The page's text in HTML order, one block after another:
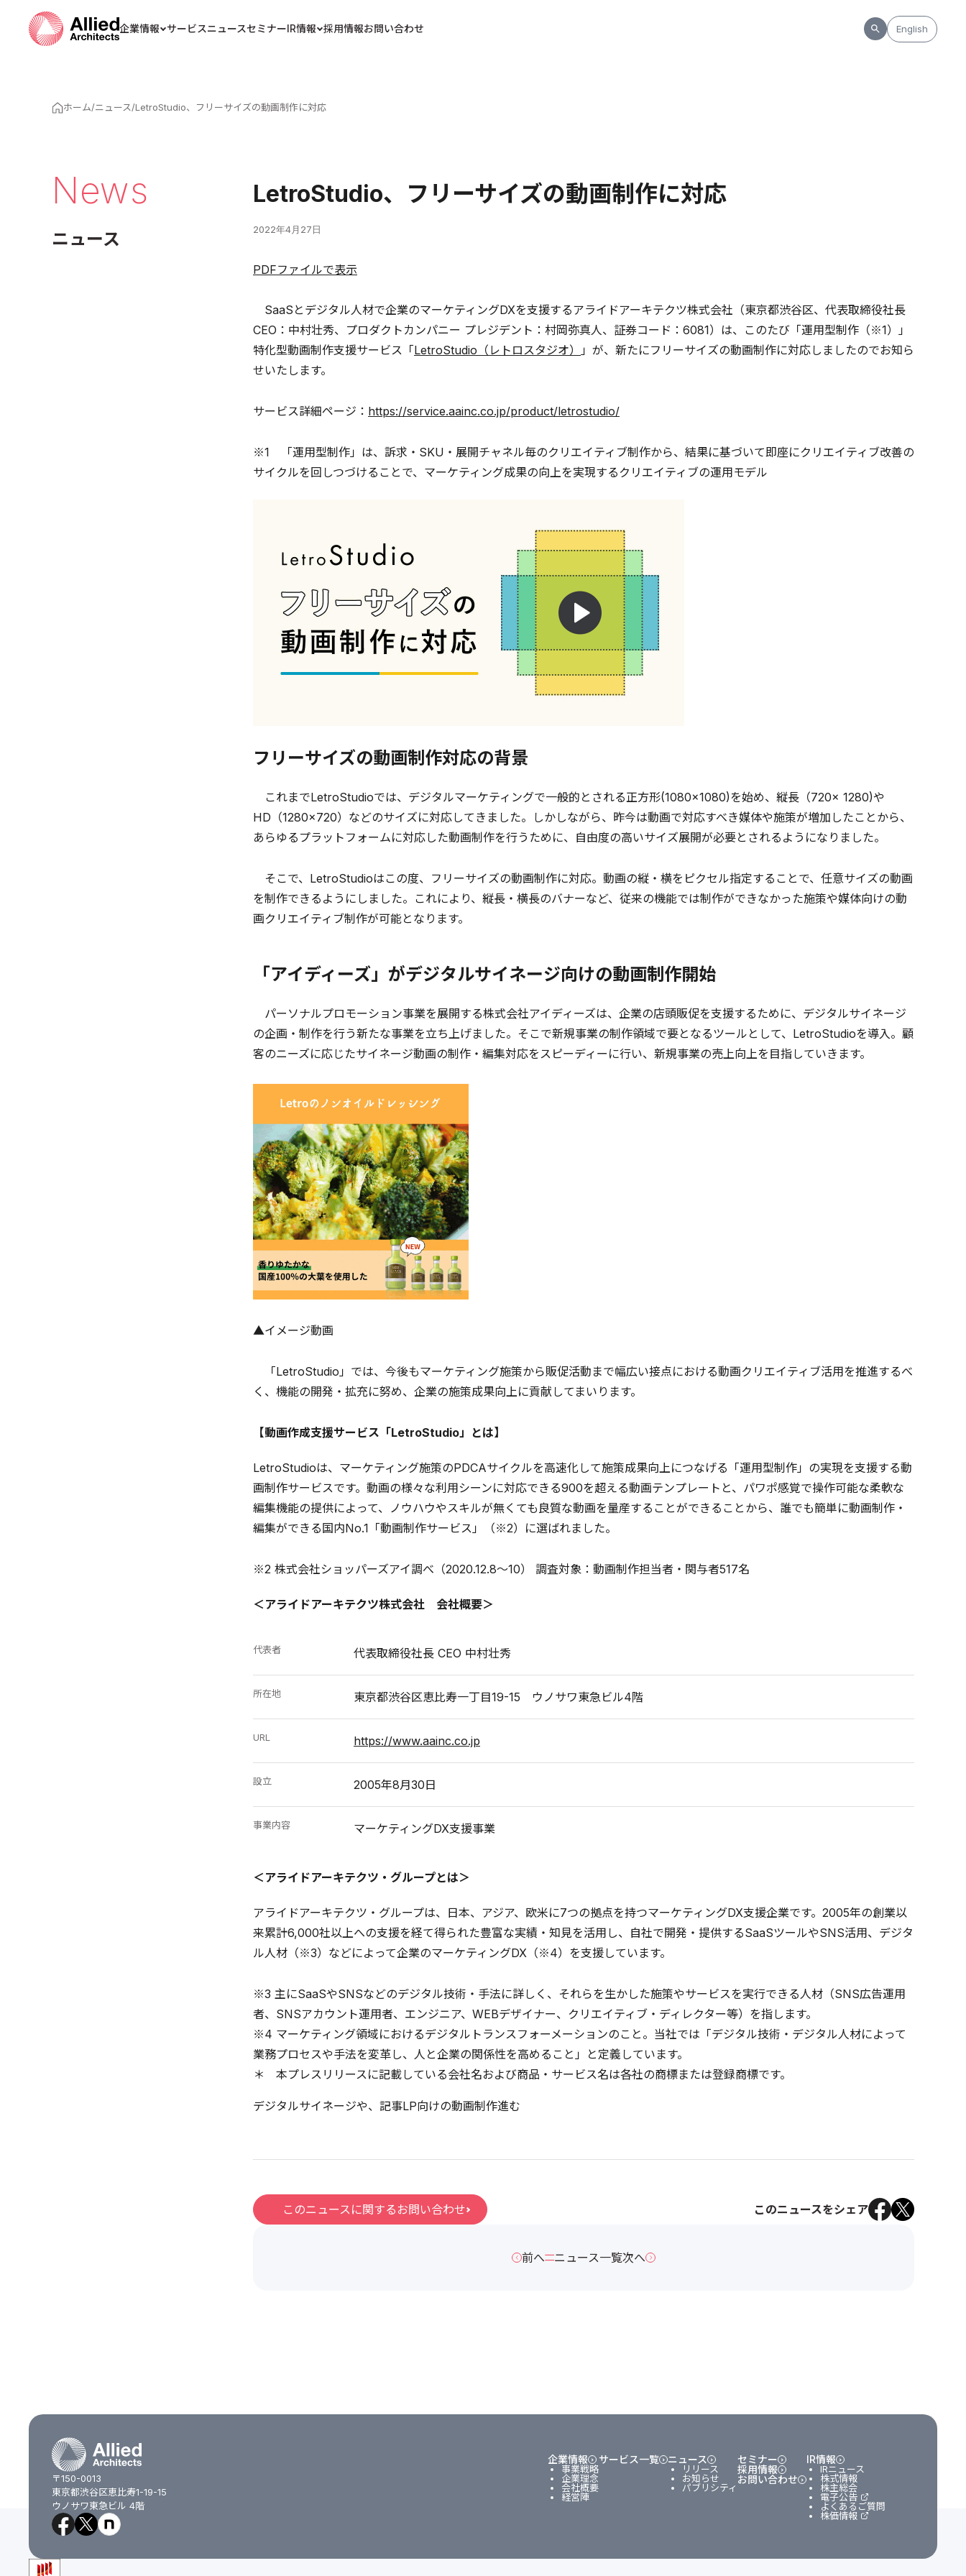
企業情報 サービスニュースセミナーIR情報 採用情報お問い合わせ English
ホーム/ニュース/LetroStudio、フリーサイズの動画制作に対応
News
ニュース
LetroStudio、フリーサイズの動画制作に対応
2022年4月27日
PDFファイルで表示
SaaSとデジタル人材で企業のマーケティングDXを支援するアライドアーキテクツ株式会社（東京都渋谷区、代表取締役社長
CEO：中村壮秀、プロダクトカンパニー プレジデント：村岡弥真人、証券コード：6081）は、このたび「運用型制作（※1）」
特化型動画制作支援サービス「LetroStudio（レトロスタジオ） 」が、新たにフリーサイズの動画制作に対応しましたのでお知ら
せいたします。
サービス詳細ページ： https://service.aainc.co.jp/product/letrostudio/
※1 「運用型制作」は、訴求・SKU・展開チャネル毎のクリエイティブ制作から、結果に基づいて即座にクリエイティブ改善の
サイクルを回しつづけることで、マーケティング成果の向上を実現するクリエイティブの運用モデル
フリーサイズの動画制作対応の背景
これまでLetroStudioでは、デジタルマーケティングで一般的とされる正方形(1080×1080)を始め、縦長（720× 1280)や
HD（1280×720）などのサイズに対応してきました。しかしながら、昨今は動画で対応すべき媒体や施策が増加したことから、
あらゆるプラットフォームに対応した動画制作を行うために、自由度の高いサイズ展開が必要とされるようになりました。
そこで、LetroStudioはこの度、フリーサイズの動画制作に対応。動画の縦・横をピクセル指定することで、任意サイズの動画
を制作できるようにしました。これにより、縦長・横長のバナーなど、従来の機能では制作ができなかった施策や媒体向けの動
画クリエイティブ制作が可能となります。
「アイディーズ」がデジタルサイネージ向けの動画制作開始
パーソナルプロモーション事業を展開する株式会社アイディーズは、企業の店頭販促を支援するために、デジタルサイネージ
の企画・制作を行う新たな事業を立ち上げました。そこで新規事業の制作領域で要となるツールとして、LetroStudioを導入。顧
客のニーズに応じたサイネージ動画の制作・編集対応をスピーディーに行い、新規事業の売上向上を目指していきます。
▲イメージ動画
「LetroStudio」では、今後もマーケティング施策から販促活動まで幅広い接点における動画クリエイティブ活用を推進するべ
く、機能の開発・拡充に努め、企業の施策成果向上に貢献してまいります。
【動画作成支援サービス「LetroStudio」とは】
LetroStudioは、マーケティング施策のPDCAサイクルを高速化して施策成果向上につなげる「運用型制作」の実現を支援する動
画制作サービスです。動画の様々な利用シーンに対応できる900を超える動画テンプレートと、パワポ感覚で操作可能な柔軟な
編集機能の提供によって、ノウハウやスキルが無くても良質な動画を量産することができることから、誰でも簡単に動画制作・
編集ができる国内No.1「動画制作サービス」（※2）に選ばれました。
※2 株式会社ショッパーズアイ調べ（2020.12.8〜10） 調査対象：動画制作担当者・関与者517名
＜アライドアーキテクツ株式会社 会社概要＞
代表者 代表取締役社長 CEO 中村壮秀
所在地 東京都渋谷区恵比寿一丁目19-15 ウノサワ東急ビル4階
URL https://www.aainc.co.jp
設立 2005年8月30日
事業内容 マーケティングDX支援事業
＜アライドアーキテクツ・グループとは＞
アライドアーキテクツ・グループは、日本、アジア、欧米に7つの拠点を持つマーケティングDX支援企業です。2005年の創業以
来累計6,000社以上への支援を経て得られた豊富な実績・知見を活用し、自社で開発・提供するSaaSツールやSNS活用、デジタ
ル人材（※3）などによって企業のマーケティングDX（※4）を支援しています。
※3 主にSaaSやSNSなどのデジタル技術・手法に詳しく、それらを生かした施策やサービスを実行できる人材（SNS広告運用
者、SNSアカウント運用者、エンジニア、WEBデザイナー、クリエイティブ・ディレクター等）を指します。
※4 マーケティング領域におけるデジタルトランスフォーメーションのこと。当社では「デジタル技術・デジタル人材によって
業務プロセスや手法を変革し、人と企業の関係性を高めること」と定義しています。
＊ 本プレスリリースに記載している会社名および商品・サービス名は各社の商標または登録商標です。
デジタルサイネージや、記事LP向けの動画制作進む
このニュースに関するお問い合わせ このニュースをシェア
前へ ニュース一覧次へ
〒150-0013
東京都渋谷区恵比寿1-19-15
ウノサワ東急ビル 4階
企業情報
事業戦略
企業理念
会社概要
経営陣
サービス一覧 ニュース
リリース
お知らせ
パブリシティ
セミナー
採用情報
お問い合わせ
IR情報
IRニュース
株式情報
株主総会
電子公告
よくあるご質問
株価情報